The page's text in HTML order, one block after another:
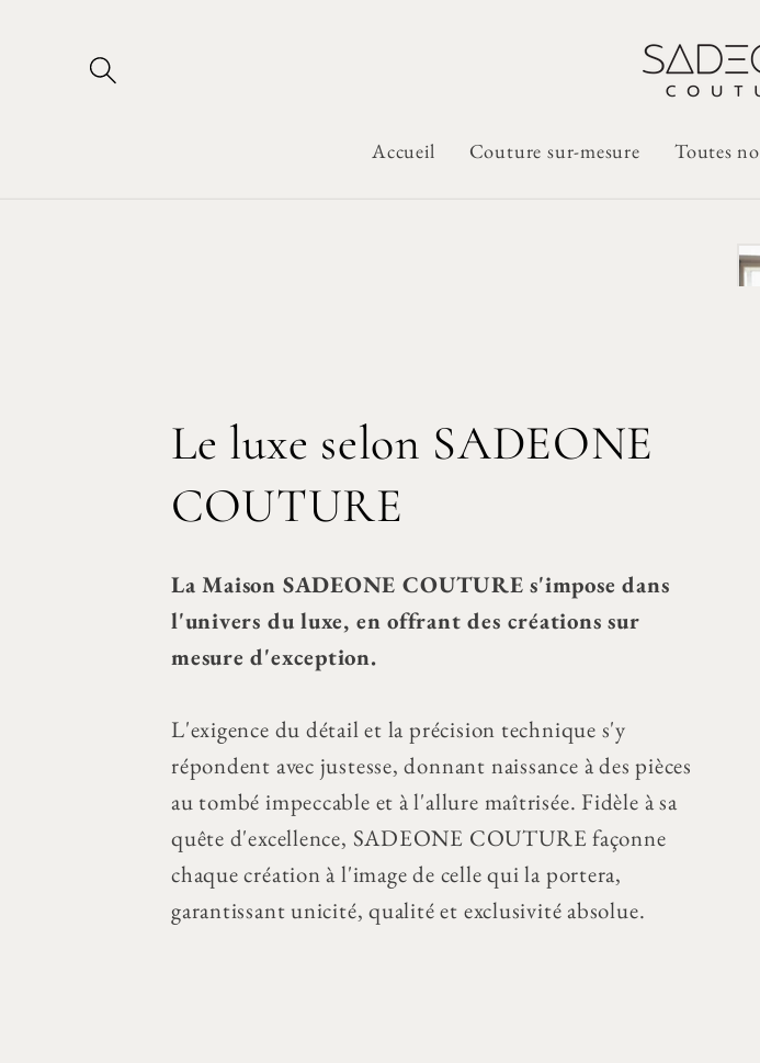
Accueil Couture sur-mesure Toutes
Le luxe selon SADEONE
COUTURE
La Maison SADEONE COUTURE s'impose dans
l'univers du luxe, en offrant des créations sur
mesure d'exception.
L'exigence du détail et la précision technique s'y
répondent avec justesse, donnant naissance à des pièces
au tombé impeccable et à l'allure maîtrisée. Fidèle à sa
quête d'excellence, SADEONE COUTURE façonne
chaque création à l'image de celle qui la portera,
garantissant unicité, qualité et exclusivité absolue.